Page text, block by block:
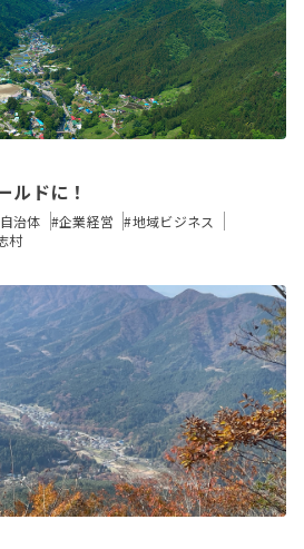
ルドに！
治体 #企業経営
#地域ビジネス
村